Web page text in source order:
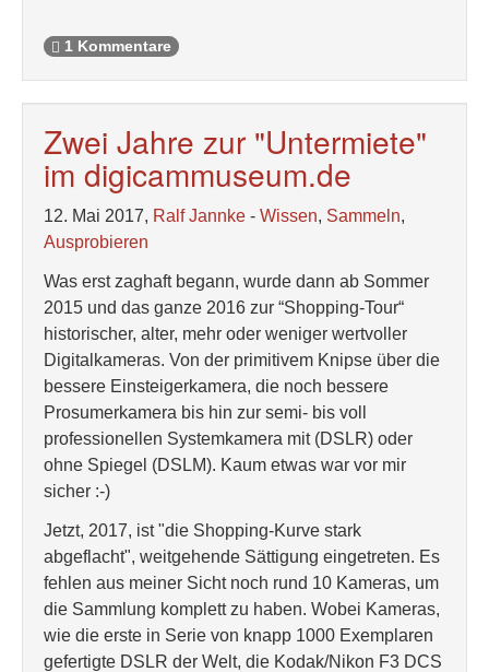
1 Kommentare
Zwei Jahre zur "Untermiete"
im digicammuseum.de
12. Mai 2017, Ralf Jannke - Wissen, Sammeln,
Ausprobieren
Was erst zaghaft begann, wurde dann ab Sommer
2015 und das ganze 2016 zur “Shopping-Tour“
historischer, alter, mehr oder weniger wertvoller
Digitalkameras. Von der primitivem Knipse über die
bessere Einsteigerkamera, die noch bessere
Prosumerkamera bis hin zur semi- bis voll
professionellen Systemkamera mit (DSLR) oder
ohne Spiegel (DSLM). Kaum etwas war vor mir
sicher :-)
Jetzt, 2017, ist "die Shopping-Kurve stark
abgeflacht", weitgehende Sättigung eingetreten. Es
fehlen aus meiner Sicht noch rund 10 Kameras, um
die Sammlung komplett zu haben. Wobei Kameras,
wie die erste in Serie von knapp 1000 Exemplaren
gefertigte DSLR der Welt, die Kodak/Nikon F3 DCS